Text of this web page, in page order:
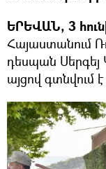
ԵՐԵՎԱՆ, 3
Հայաստանում
դեսպան
այցով գտնվում